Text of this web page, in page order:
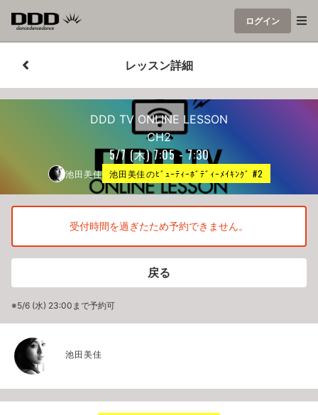
ログイン
レッスン詳細
DDD TV ONLINE LESSON
CH2
5/7 (木) 7:05 - 7:30
池田美佳 池田美佳のﾋﾞｭｰﾃｨｰﾎﾞﾃﾞｨｰﾒｲｷﾝｸﾞ #2
受付時間を過ぎたため予約できません。
戻る
※5/6 (水) 23:00まで予約可
池田美佳